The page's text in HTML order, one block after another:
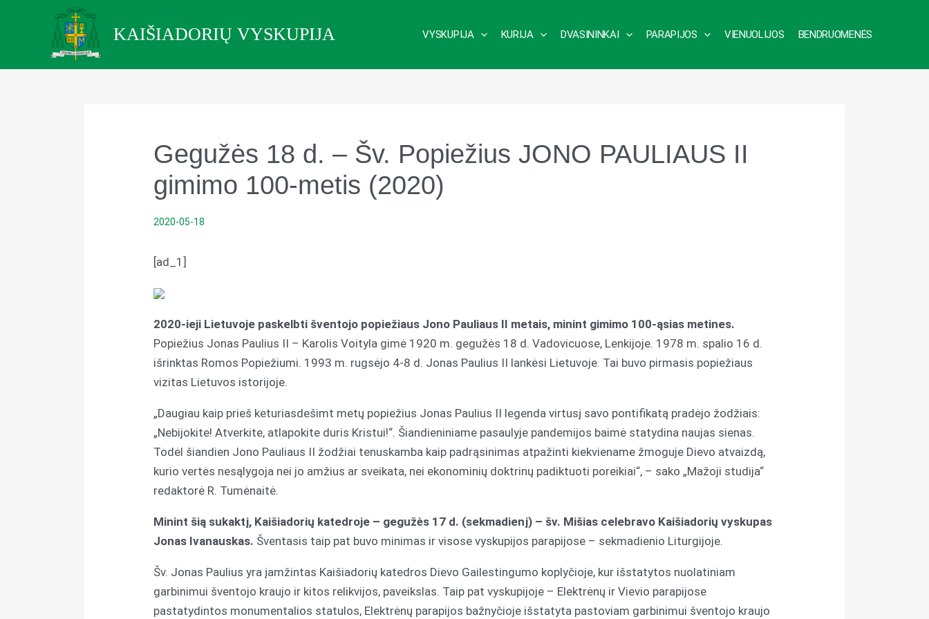
KAIŠIADORIŲ VYSKUPIJA VYSKUPIJA KURIJA DVASININKAI PARAPIJOS VIENUOLIJOS BENDRUOMENĖS
Gegužės 18 d. – Šv. Popiežius JONO PAULIAUS II
gimimo 100-metis (2020)
2020-05-18
[ad_1]
2020-ieji Lietuvoje paskelbti šventojo popiežiaus Jono Pauliaus II metais, minint gimimo 100-ąsias metines.
Popiežius Jonas Paulius II – Karolis Voityla gimė 1920 m. gegužės 18 d. Vadovicuose, Lenkijoje. 1978 m. spalio 16 d.
išrinktas Romos Popiežiumi. 1993 m. rugsėjo 4-8 d. Jonas Paulius II lankėsi Lietuvoje. Tai buvo pirmasis popiežiaus
vizitas Lietuvos istorijoje.
„Daugiau kaip prieš keturiasdešimt metų popiežius Jonas Paulius II legenda virtusį savo pontifikatą pradėjo žodžiais:
„Nebijokite! Atverkite, atlapokite duris Kristui!“. Šiandieniniame pasaulyje pandemijos baimė statydina naujas sienas.
Todėl šiandien Jono Pauliaus II žodžiai tenuskamba kaip padrąsinimas atpažinti kiekviename žmoguje Dievo atvaizdą,
kurio vertės nesąlygoja nei jo amžius ar sveikata, nei ekonominių doktrinų padiktuoti poreikiai“, – sako „Mažoji studija“
redaktorė R. Tumėnaitė.
Minint šią sukaktį, Kaišiadorių katedroje – gegužės 17 d. (sekmadienį) – šv. Mišias celebravo Kaišiadorių vyskupas
Jonas Ivanauskas. Šventasis taip pat buvo minimas ir visose vyskupijos parapijose – sekmadienio Liturgijoje.
Šv. Jonas Paulius yra įamžintas Kaišiadorių katedros Dievo Gailestingumo koplyčioje, kur išstatytos nuolatiniam
garbinimui šventojo kraujo ir kitos relikvijos, paveikslas. Taip pat vyskupijoje – Elektrėnų ir Vievio parapijose
pastatydintos monumentalios statulos, Elektrėnų parapijos bažnyčioje išstatyta pastoviam garbinimui šventojo kraujo